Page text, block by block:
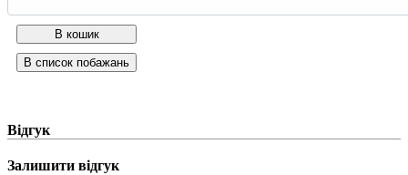
Відгук
Залишити відгук